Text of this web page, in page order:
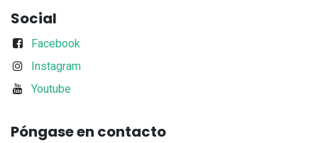
Social
Facebook
Instagram
Youtube
Póngase en contacto